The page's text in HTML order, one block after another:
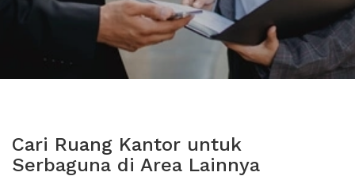
Cari Ruang Kantor untuk
Serbaguna di Area Lainnya